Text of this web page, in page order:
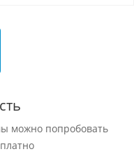
можно попробовать